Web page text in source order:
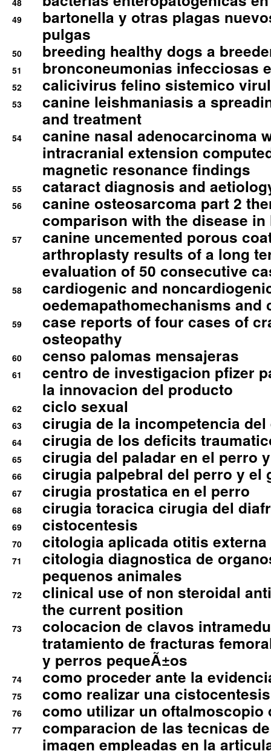
48
49
bartonella y otras plagas
pulgas
50 breeding healthy dogs a
51 bronconeumonias infecciosas
52 calicivirus felino sistemico
53
canine leishmaniasis a
and treatment
54
canine nasal adenocarcinoma
intracranial extension
magnetic resonance findings
55 cataract diagnosis and
56
canine osteosarcoma part 2
comparison with the disease in
57
canine uncemented porous
arthroplasty results of a long
evaluation of 50 consecutive
58
cardiogenic and
oedemapathomechanisms and
59
case reports of four cases of
osteopathy
60 censo palomas mensajeras
61
centro de investigacion pfizer
la innovacion del producto
62 ciclo sexual
63 cirugia de la incompetencia
64 cirugia de los deficits
65 cirugia del paladar en el perro
66 cirugia palpebral del perro y el
67 cirugia prostatica en el perro
68 cirugia toracica cirugia del
69 cistocentesis
70 citologia aplicada otitis externa
71
citologia diagnostica de
pequenos animales
72
clinical use of non steroidal
the current position
73
colocacion de clavos
tratamiento de fracturas
y perros pequeÃ±os
74 como proceder ante la
75 como realizar una
76 como utilizar un oftalmoscopio
77
comparacion de las tecnicas
imagen empleadas en la